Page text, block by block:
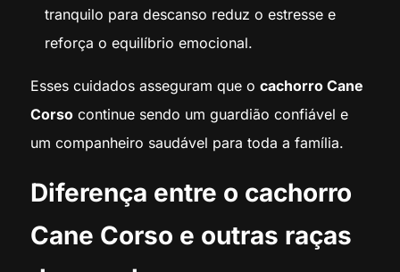
tranquilo para descanso reduz o estresse e
reforça o equilíbrio emocional.
Esses cuidados asseguram que o cachorro Cane
Corsocontinue sendo um guardião confiável e
um companheiro saudável para toda a família.
Diferença entre o cachorro
Cane Corso e outras raças